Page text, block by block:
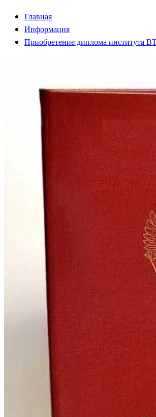
Главная
Информация
Приобретение диплома института